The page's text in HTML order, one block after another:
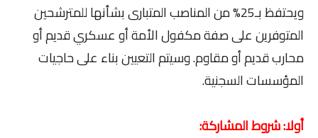
ويحتفظ بـ25% من المناصب المتبارى بشأنها للمترشحين
المتوفرين على صفة مكفول الأمة أو عسكري قديم أو
محارب قديم أو مقاوم. وسيتم التعيين بناء على حاجيات
المؤسسات السجنية.
أولا: شروط المشاركة: